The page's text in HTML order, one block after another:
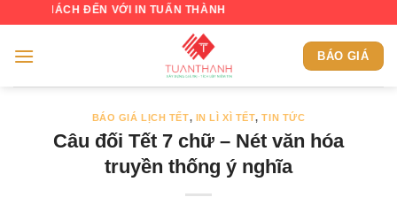
content
ĐẾN VỚI IN TUẤN THÀNH
BÁO GIÁ
BÁO GIÁ LỊCH TẾT, IN LÌ XÌ TẾT,TIN TỨC
Câu đối Tết 7 chữ – Nét văn hóa
truyền thống ý nghĩa